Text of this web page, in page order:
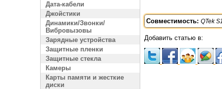
Дата-кабели
Джойстики
Динамики/Звонки/
Вибровызовы
Зарядные устройства
Защитные пленки
Защитные стекла
Камеры
Карты памяти и жесткие
диски
Совместимость: QTek
Добавить статью в: